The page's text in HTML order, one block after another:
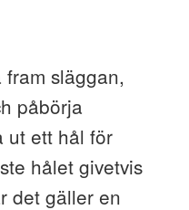
släggan,
påbörja
ut ett hål för
hålet givetvis
det gäller en